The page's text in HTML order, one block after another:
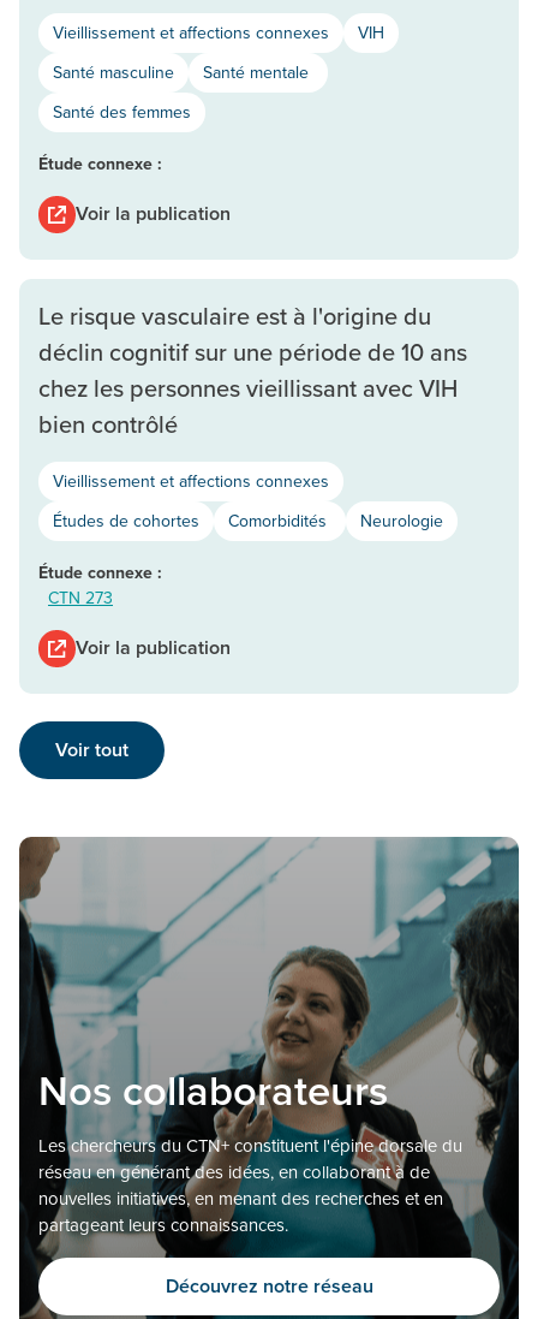
Vieillissement et affections connexes
VIH
Santé masculine
Santé mentale
Santé des femmes
Étude connexe :
Voir la publication
Le risque vasculaire est à l'origine du
déclin cognitif sur une période de 10 ans
chez les personnes vieillissant avec VIH
bien contrôlé
Vieillissement et affections connexes
Études de cohortes
Comorbidités Neurologie
Étude connexe :
CTN 273
Voir la publication
Voir tout
Nos collaborateurs
Les chercheurs du CTN+ constituent l'épine dorsale du
réseau en générant des idées, en collaborant à de
nouvelles initiatives, en menant des recherches et en
partageant leurs connaissances.
Découvrez notre réseau